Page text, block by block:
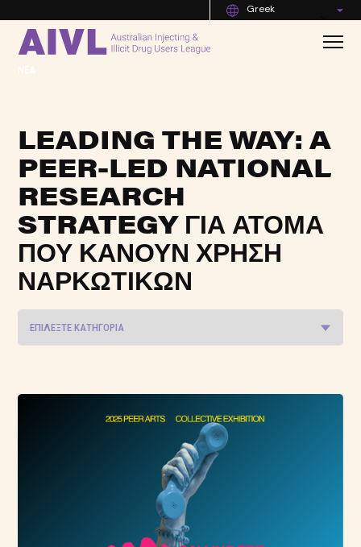
Greek
LEADING THE WAY: A
PEER-LED NATIONAL
RESEARCH
STRATEGY ΓΙΑ ΆΤΟΜΑ
ΠΟΥ ΚΆΝΟΥΝ ΧΡΉΣΗ
ΝΑΡΚΩΤΙΚΏΝ